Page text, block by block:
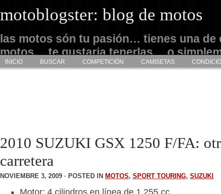
motoblogster: blog de motos
las motos són tu pasión… tienes una de
motos… te gustaria tenerlas… o
admirarlas… este es tu sitio
INICIO BUSCAR COMPETICIÓN CAMISETAS
2010 SUZUKI GSX 1250 F/FA:
carretera
NOVIEMBRE 3, 2009 · POSTED IN MOTOS, SPORT TOURING, SUZUKI
Motor: 4 cilindros en línea de 1.255 cc